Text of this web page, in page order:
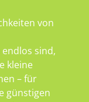
von
sind,
kleine
– für
günstigen